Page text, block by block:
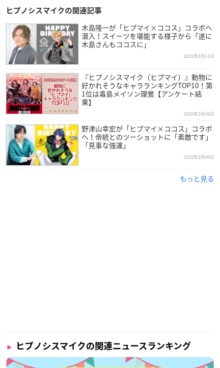
ヒプノシスマイクの関連記事
木島隆一が「ヒプマイ×ココス」コラボへ
潜入！スイーツを堪能する様子から「遂に
木島さんもココスに」
2025年2月11日
『ヒプノシスマイク（ヒプマイ）』動物に
好かれそうなキャラランキングTOP10！第
1位は毒島メイソン理鶯【アンケート結
果】
2025年2月09日
野津山幸宏が「ヒプマイ×ココス」コラボ
へ！帝統とのツーショットに「素敵です」
「見事な強運」
2025年2月08日
もっと見る
ヒプノシスマイクの関連ニュースランキング